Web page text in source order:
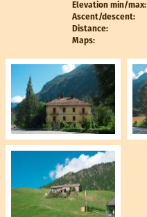
Elevation min/max:
Ascent/descent:
Distance:
Maps: